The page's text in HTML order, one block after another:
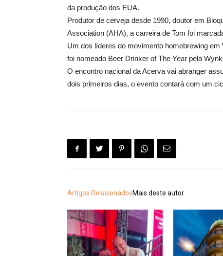
da produção dos EUA.
Produtor de cerveja desde 1990, doutor em
Association (AHA), a carreira de Tom foi
Um dos líderes do movimento homebrewing
foi nomeado Beer Drinker of The Year pela
O encontro nacional da Acerva vai abranger
dois primeiros dias, o evento contará com um
Artigos RelacionadosMais deste autor